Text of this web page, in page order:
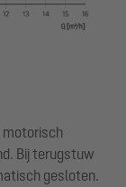
motorisch
Bij terugstuw
gesloten.